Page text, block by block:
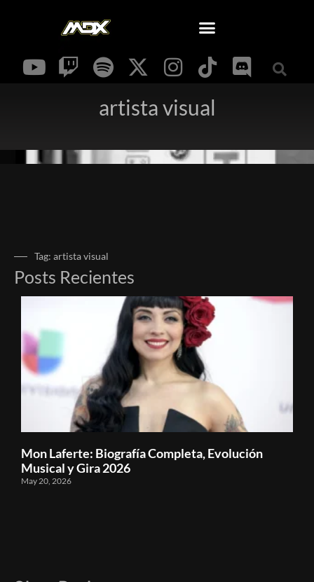
artista visual
Tag: artista visual
Posts Recientes
Mon Laferte: Biografía Completa, Evolución
Musical y Gira 2026
May 20, 2026